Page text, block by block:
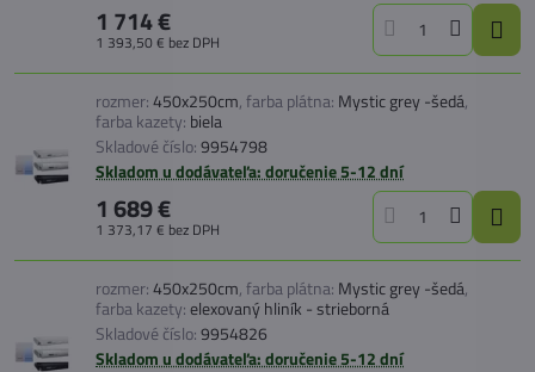
1 714 €
1 393,50 € bez DPH
rozmer:450x250cm,farba plátna: Mystic grey -šedá,
farba kazety: biela
Skladové číslo:9954798
Skladom u dodávateľa: doručenie 5-12 dní
1 689 €
1 373,17 € bez DPH
rozmer:450x250cm,farba plátna: Mystic grey -šedá,
farba kazety:elexovaný hliník - strieborná
Skladové číslo:9954826
Skladom u dodávateľa: doručenie 5-12 dní